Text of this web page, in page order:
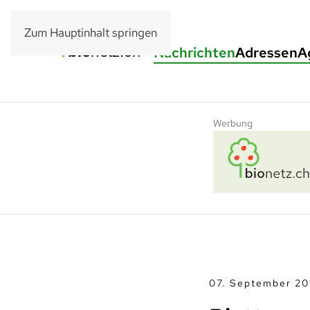
Zum Hauptinhalt springen
NachrichtenAdressen
Werbung
07. September